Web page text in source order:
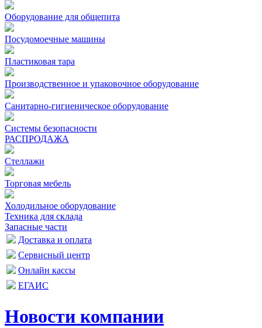
Оборудование для общепита
Посудомоечные машины
Пластиковая тара
Производственное и упаковочное оборудование
Санитарно-гигиеническое оборудование
Системы безопасности
РАСПРОДАЖА
Стеллажи
Торговая мебель
Холодильное оборудование
Техника для склада
Запасные части
Доставка и оплата
Сервисный центр
Онлайн кассы
ЕГАИС
Новости компании